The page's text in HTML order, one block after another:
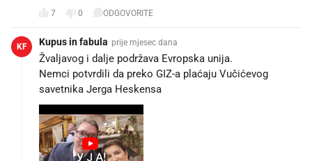
7 0 ODGOVORITE
KF Kupus in fabula prije mjesec dana
Žvaljavog i dalje podržava Evropska unija.
Nemci potvrdili da preko GIZ-a plaćaju Vučićevog